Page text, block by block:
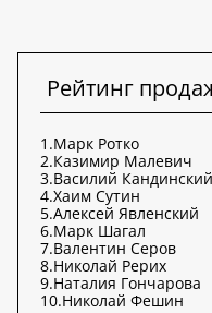
Рейтинг
1.Марк Ротко
2.Казимир Малевич
3.Василий Кандинский
4.Хаим Сутин
5.Алексей Явленский
6.Марк Шагал
7.Валентин Серов
8.Николай Рерих
9.Наталия Гончарова
10.Николай Фешин